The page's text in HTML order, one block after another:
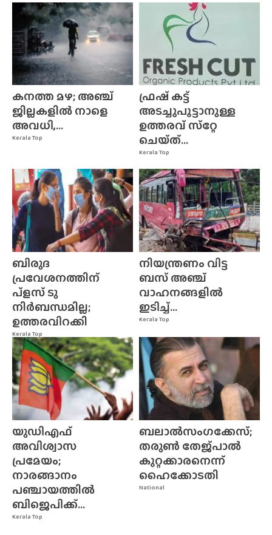
Kerala Top
കനത്ത മഴ; അഞ്ച്
ജില്ലകളിൽ നാളെ
അവധി,...
Kerala Top
ഫ്രഷ് കട്ട്
അടച്ചുപൂട്ടാനുള്ള
ഉത്തരവ് സ്‌റ്റേ
ചെയ്‌ത്‌...
Kerala Top
ബിരുദ
പ്രവേശനത്തിന്
പ്ളസ് ടു
നിർബന്ധമില്ല;
ഉത്തരവിറക്കി
Kerala Top
നിയന്ത്രണം വിട്ട
ബസ് അഞ്ച്
വാഹനങ്ങളിൽ
ഇടിച്ച്...
Kerala Top
യുഡിഎഫ്
അവിശ്വാസ
പ്രമേയം;
നാരങ്ങാനം
പഞ്ചായത്തിൽ
ബിജെപിക്ക്...
National
ബലാൽസംഗക്കേസ്;
തരുൺ തേജ്‌പാൽ
കുറ്റക്കാരനെന്ന്
ഹൈക്കോടതി